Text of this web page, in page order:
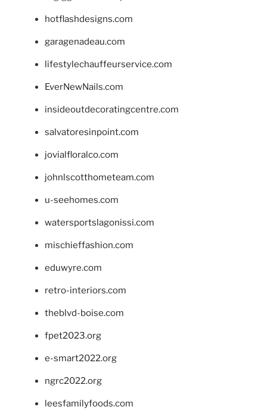
hotflashdesigns.com
garagenadeau.com
lifestylechauffeurservice.com
EverNewNails.com
insideoutdecoratingcentre.com
salvatoresinpoint.com
jovialfloralco.com
johnlscotthometeam.com
u-seehomes.com
watersportslagonissi.com
mischieffashion.com
eduwyre.com
retro-interiors.com
theblvd-boise.com
fpet2023.org
e-smart2022.org
ngrc2022.org
leesfamilyfoods.com